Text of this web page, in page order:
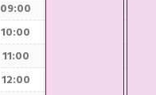
09:00
10:00
11:00
12:00